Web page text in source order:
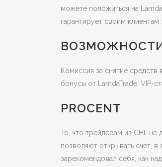
можете положиться на
гарантирует своим клиентам
Комиссия за снятие средств
бонусы от LamdaTrade. VIP-
PROCENT
То, что трейдерам из СНГ не
позволяют открывать счет,
зарекомендовал себя, как